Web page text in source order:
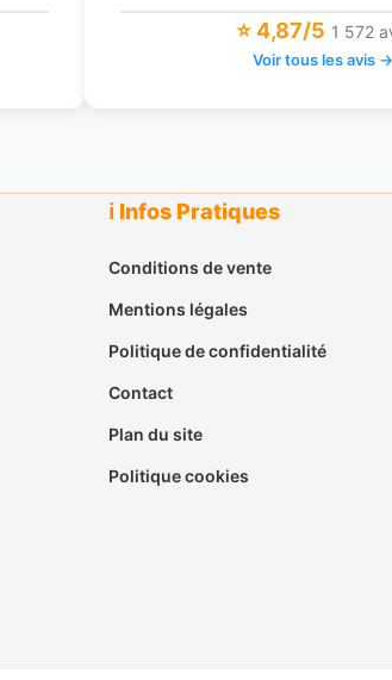
⭐ 4,87/5 1 572
Voir tous les avis →
ℹ️ Infos Pratiques
Conditions de vente
Mentions légales
Politique de confidentialité
Contact
Plan du site
Politique cookies